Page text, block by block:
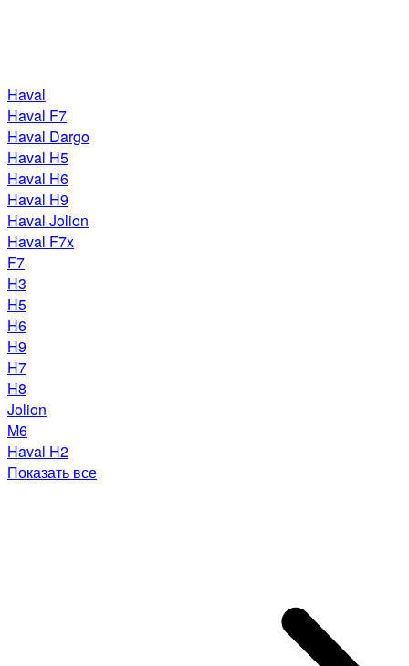
Haval
Haval F7
Haval Dargo
Haval H5
Haval H6
Haval H9
Haval Jolion
Haval F7x
F7
H3
H5
H6
H9
H7
H8
Jolion
M6
Haval H2
Показать все